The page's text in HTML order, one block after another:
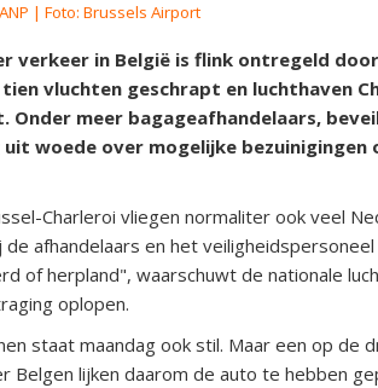
ANP | Foto: Brussels Airport
verkeer in België is flink ontregeld
vluchten geschrapt en luchthaven
Onder meer bagageafhandelaars,
woede over mogelijke bezuinigingen
Charleroi vliegen normaliter ook veel
afhandelaars en het
of herpland", waarschuwt de nationale
oplopen.
staat maandag ook stil. Maar een op de
Belgen lijken daarom de auto te hebben